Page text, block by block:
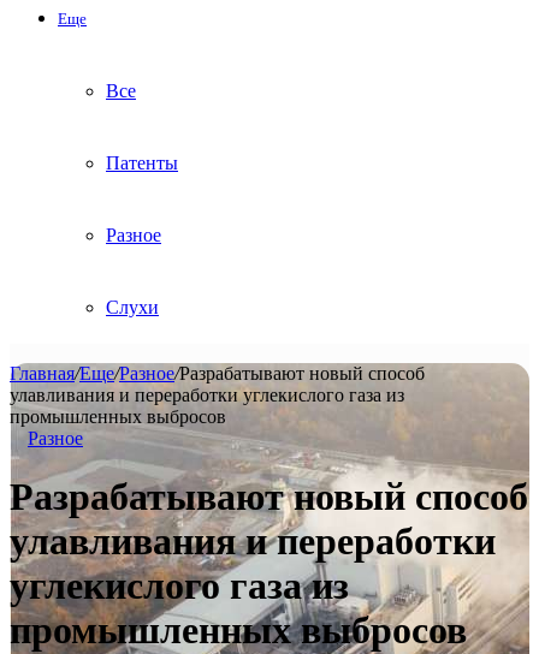
Еще
Все
Патенты
Разное
Слухи
Главная/Еще/Разное/Разрабатывают новый способ
улавливания и переработки углекислого газа из
промышленных выбросов
Разное
Разрабатывают новый способ
улавливания и переработки
углекислого газа из
промышленных выбросов